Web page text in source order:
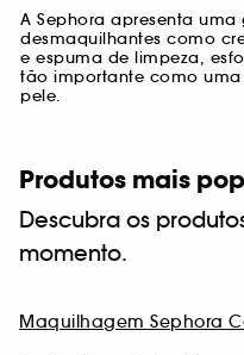
A Sephora apresenta
desmaquilhantes como
e espuma de limpeza,
tão importante como
pele.
Produtos mais
Descubra os
momento.
Maquilhagem Sephora